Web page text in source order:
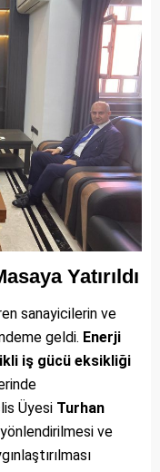
Yatırıldı
sanayicilerin ve
geldi. Enerji
iş gücü eksikliği
Üyesi Turhan
ve